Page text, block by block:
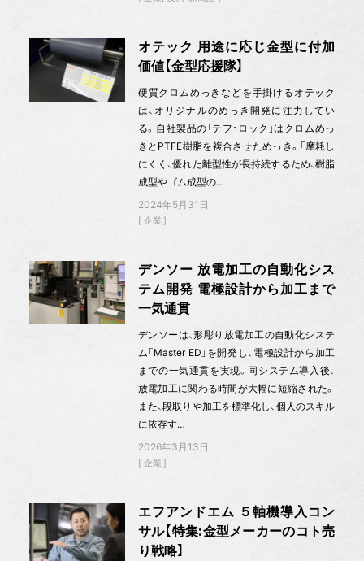
オテック 用途に応じ金型に付加
価値【金型応援隊】
硬質クロムめっきなどを手掛けるオテック
は、オリジナルのめっき開発に注力してい
る。自社製品の「テフ・ロック」はクロムめっ
きとPTFE樹脂を複合させためっき。「摩耗し
にくく、優れた離型性が長持続するため、樹脂
成型やゴム成型の…
2024年5月31日
企業
デンソー 放電加工の自動化シス
テム開発 電極設計から加工まで
一気通貫
デンソーは、形彫り放電加工の自動化システ
ム「Master ED」を開発し、電極設計から加工
までの一気通貫を実現。同システム導入後、
放電加工に関わる時間が大幅に短縮された。
また、段取りや加工を標準化し、個人のスキル
に依存す…
2026年3月13日
企業
エフアンドエム ５軸機導入コン
サル【特集:金型メーカーのコト売
り戦略】